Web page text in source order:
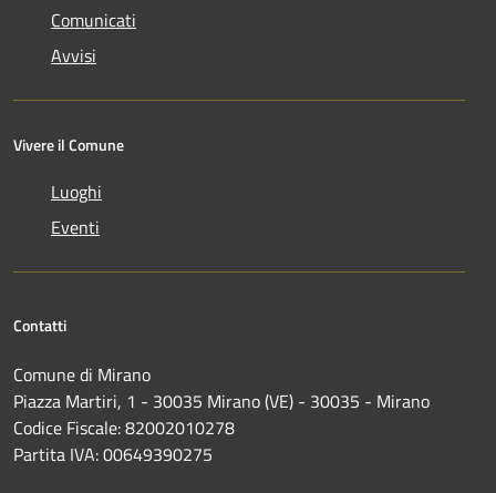
Comunicati
Avvisi
Vivere il Comune
Luoghi
Eventi
Contatti
Comune di Mirano
Piazza Martiri, 1 - 30035 Mirano (VE) - 30035 - Mirano
Codice Fiscale: 82002010278
Partita IVA: 00649390275